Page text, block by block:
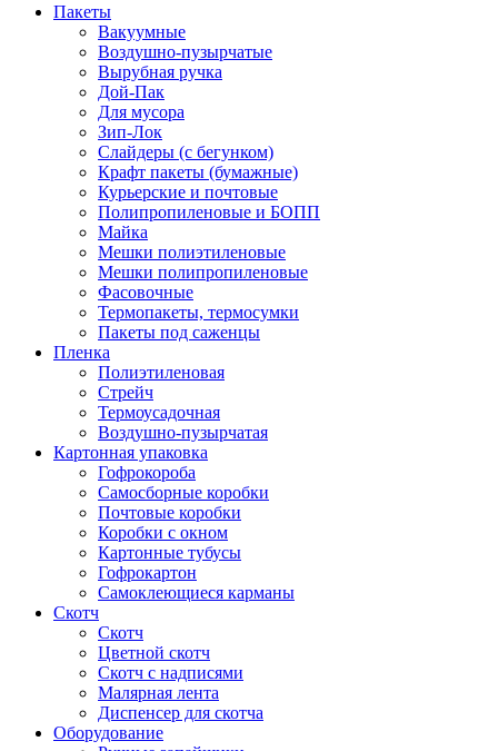
Пакеты
Вакуумные
Воздушно-пузырчатые
Вырубная ручка
Дой-Пак
Для мусора
Зип-Лок
Слайдеры (с бегунком)
Крафт пакеты (бумажные)
Курьерские и почтовые
Полипропиленовые и БОПП
Майка
Мешки полиэтиленовые
Мешки полипропиленовые
Фасовочные
Термопакеты, термосумки
Пакеты под саженцы
Пленка
Полиэтиленовая
Стрейч
Термоусадочная
Воздушно-пузырчатая
Картонная упаковка
Гофрокороба
Самосборные коробки
Почтовые коробки
Коробки с окном
Картонные тубусы
Гофрокартон
Самоклеющиеся карманы
Скотч
Скотч
Цветной скотч
Скотч с надписями
Малярная лента
Диспенсер для скотча
Оборудование